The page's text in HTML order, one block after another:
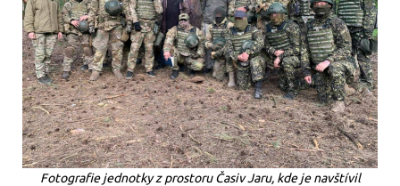
Fotografie jednotky z prostoru Časiv Jaru, kde je navštívil